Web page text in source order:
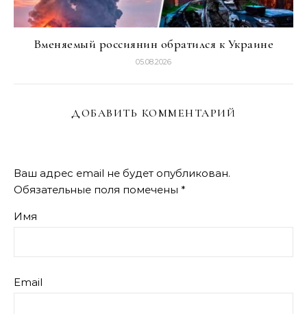
Вменяемый россиянин обратился к Украине
05.08.2026
ДОБАВИТЬ КОММЕНТАРИЙ
Ваш адрес email не будет опубликован.
Обязательные поля помечены *
Имя
Email